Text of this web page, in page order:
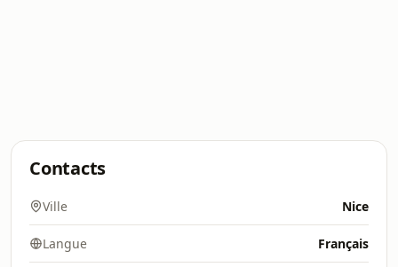
Contacts
Ville Nice
Langue Français